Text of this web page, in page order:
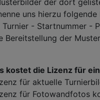
der dort
uns hierzu
Turnier - Startnummer -
Bereitstellung der
kostet die Lizenz für
für aktuelle
für Fotowandfotos